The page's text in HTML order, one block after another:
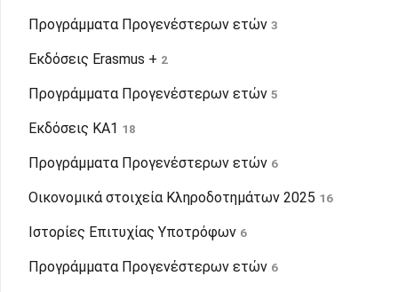
Προγράμματα Προγενέστερων ετών 3
Εκδόσεις Erasmus + 2
Προγράμματα Προγενέστερων ετών 5
Εκδόσεις KA1 18
Προγράμματα Προγενέστερων ετών 6
Οικονομικά στοιχεία Κληροδοτημάτων 2025 16
Ιστορίες Επιτυχίας Υποτρόφων 6
Προγράμματα Προγενέστερων ετών 6